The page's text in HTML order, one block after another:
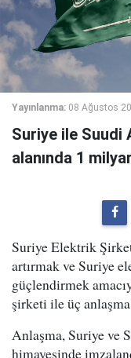
Yayınlanma: 08 Ağustos
Suriye ile Suudi
alanında 1
Suriye Elektrik
artırmak ve Suriye
güçlendirmek
şirketi ile üç
Anlaşma, Suriye ve
himayesinde